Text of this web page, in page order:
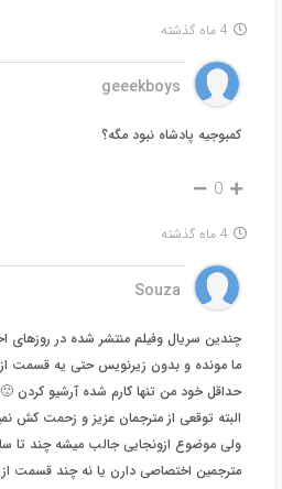
4 ماه گذشته
geeekboys
کمبوجیه پادشاه نبود مگه؟
0
4 ماه گذشته
Souza
چندین سریال وفیلم منتشر شده در
ما مونده و بدون زیرنویس حتی یه قسمت از
حداقل خود من تنها کارم شده آرشیو کردن 🙂
البته توقعی از مترجمان عزیز و زحمت کش
ولی موضوع ازونجایی جالب میشه چند تا